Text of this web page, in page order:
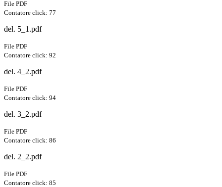
File PDF
Contatore click: 77
del. 5_1.pdf
File PDF
Contatore click: 92
del. 4_2.pdf
File PDF
Contatore click: 94
del. 3_2.pdf
File PDF
Contatore click: 86
del. 2_2.pdf
File PDF
Contatore click: 85